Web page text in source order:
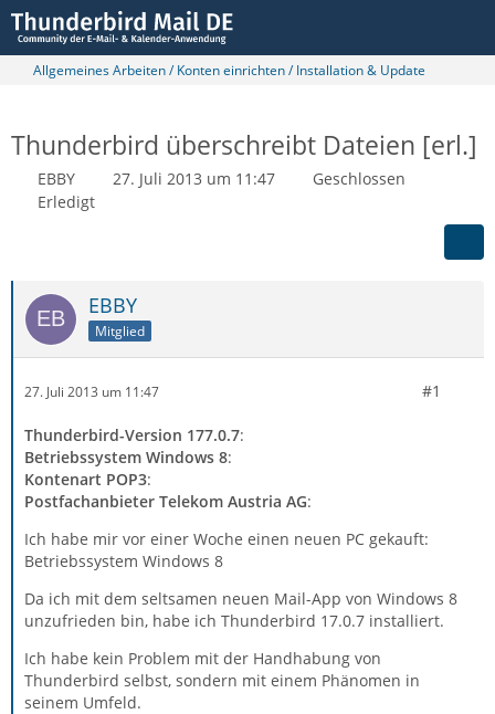
Allgemeines Arbeiten / Konten einrichten / Installation & Update
Thunderbird überschreibt Dateien [erl.]
EBBY 27. Juli 2013 um 11:47
Geschlossen
Erledigt
EBBY
Mitglied
27. Juli 2013 um 11:47 #1
Thunderbird-Version 177.0.7:
Betriebssystem Windows 8:
Kontenart POP3:
Postfachanbieter Telekom Austria AG:
Ich habe mir vor einer Woche einen neuen PC gekauft:
Betriebssystem Windows 8
Da ich mit dem seltsamen neuen Mail-App von Windows 8
unzufrieden bin, habe ich Thunderbird 17.0.7 installiert.
Ich habe kein Problem mit der Handhabung von
Thunderbird selbst, sondern mit einem Phänomen in
seinem Umfeld.